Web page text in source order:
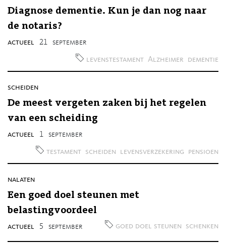
Diagnose dementie. Kun je dan nog naar
de notaris?
actueel 21 september
levenstestament Alzheimer dementie
scheiden
De meest vergeten zaken bij het regelen
van een scheiding
actueel 1 september
testament scheiden levensverzekering pensioen
nalaten
Een goed doel steunen met
belastingvoordeel
actueel 5 september goed doel steunen schenken